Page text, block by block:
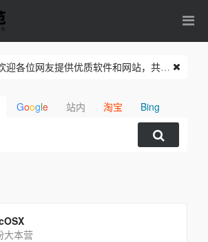
mac-fans.cn欢迎各位网友提供优质软件和网站，共同繁荣我们的网络家园。
Google 站内 淘宝 Bing
大本营